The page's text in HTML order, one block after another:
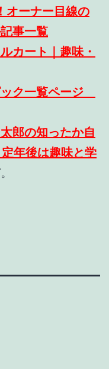
オーナー目線の
事一覧
カート｜趣味・
ック一覧ページ
太郎の知ったか自
年後は趣味と学